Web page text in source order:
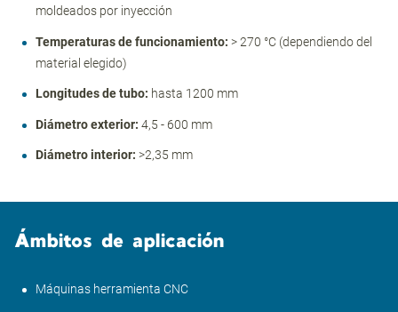
moldeados por inyección
Temperaturas de funcionamiento: > 270 °C (dependiendo del
material elegido)
Longitudes de tubo: hasta 1200 mm
Diámetro exterior: 4,5 - 600 mm
Diámetro interior: >2,35 mm
Ámbitos de aplicación
Máquinas herramienta CNC